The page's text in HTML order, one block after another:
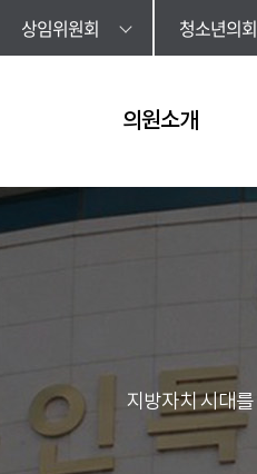
상임위원회 청소년의회
의원소개
지방자치 시대